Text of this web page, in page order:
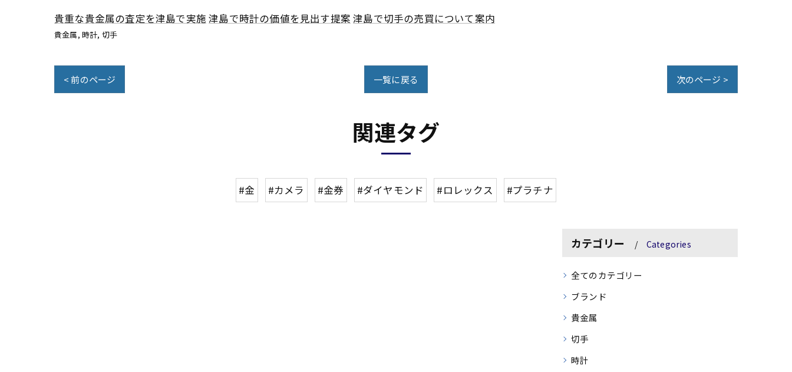
貴重な貴金属の査定を津島で実施 津島で時計の価値を見出す提案 津島で切手の売買について案内
貴金属 時計 切手
< 前のページ 一覧に戻る 次のページ >
関連タグ
#金 #カメラ #金券 #ダイヤモンド #ロレックス #プラチナ
カテゴリー Categories
全てのカテゴリー
ブランド
貴金属
切手
時計